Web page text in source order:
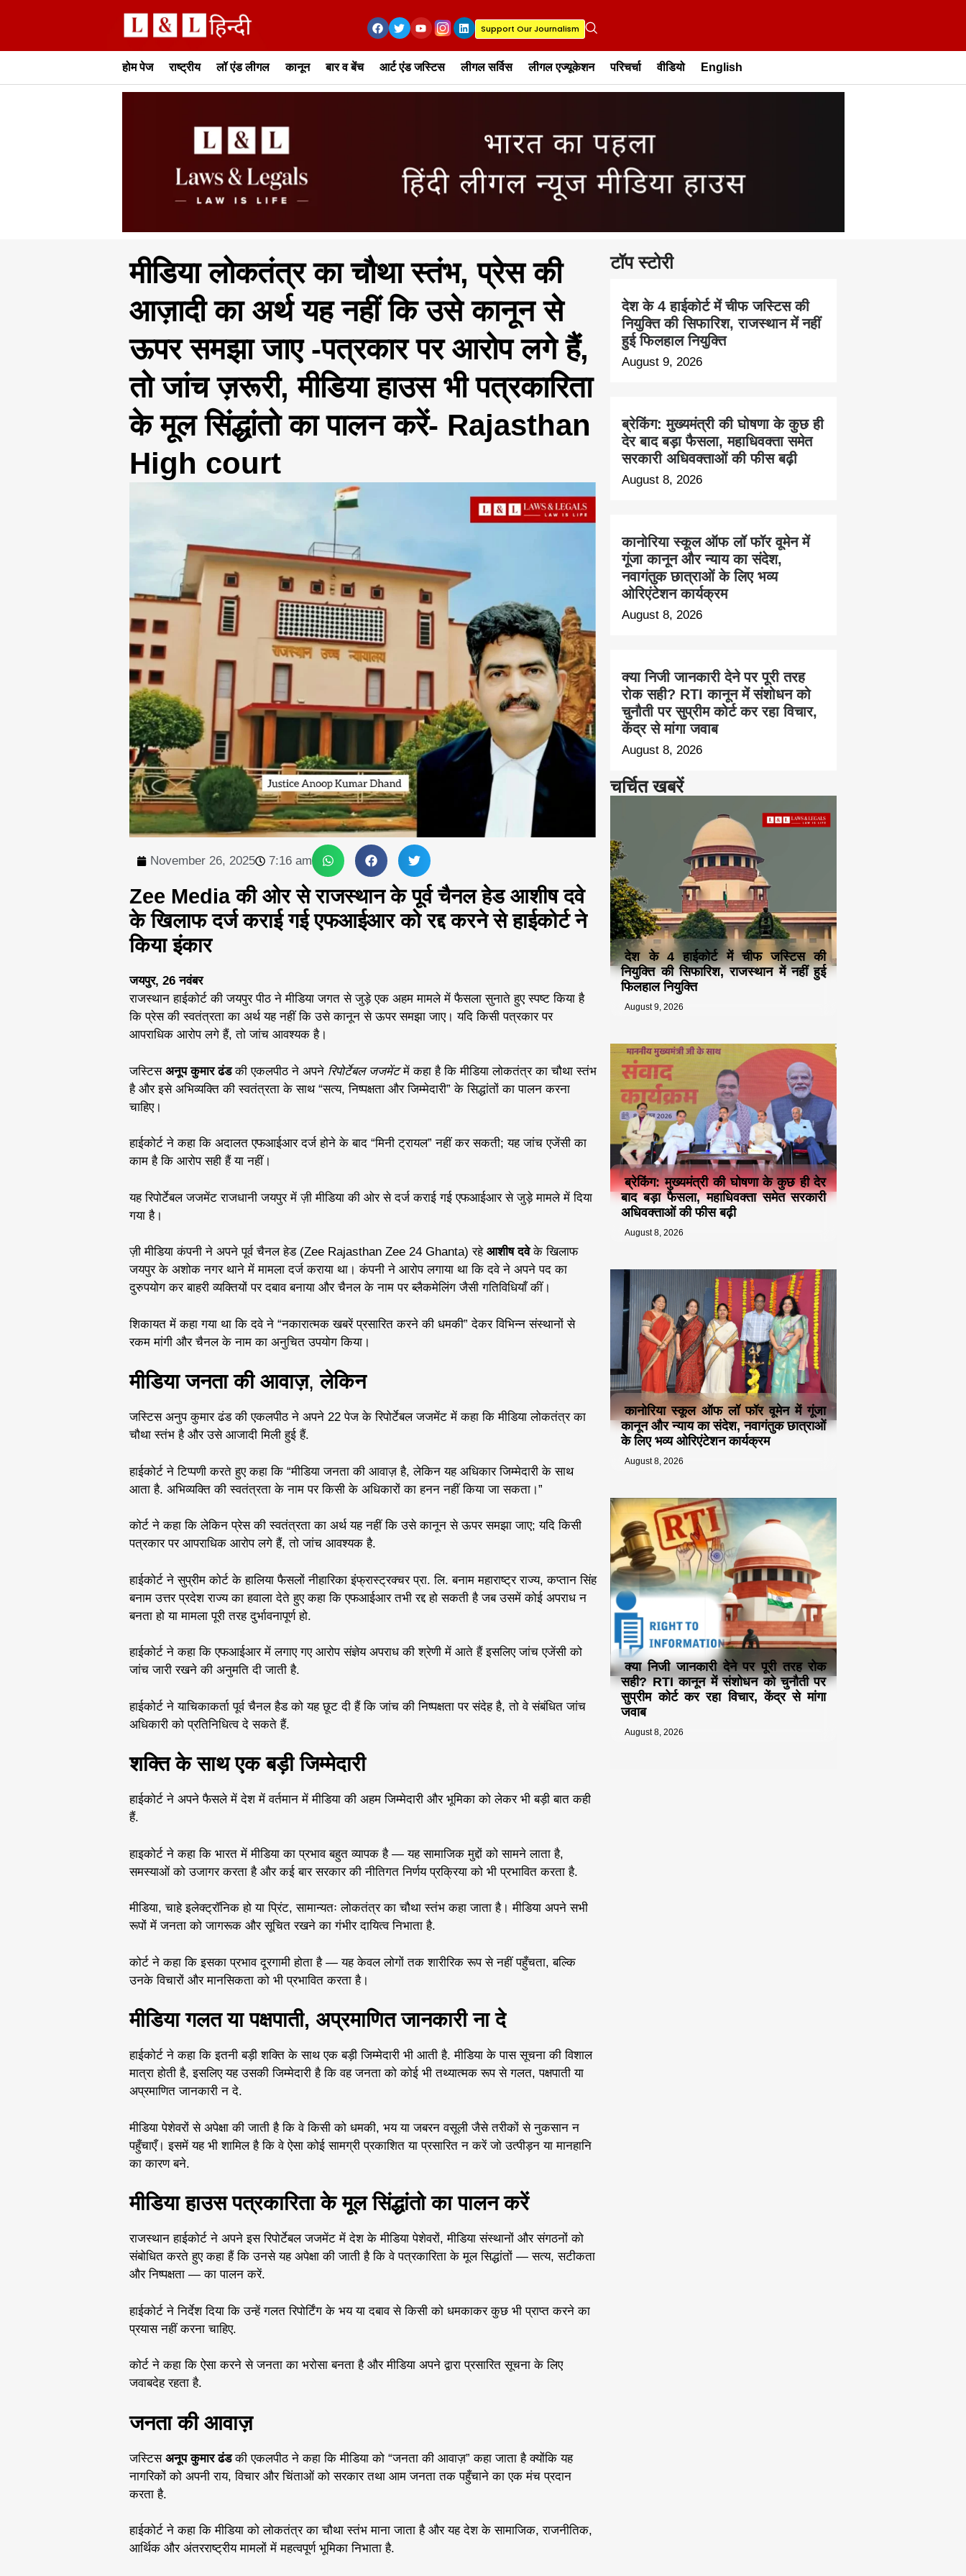
Support Our Journalism
होम पेज राष्ट्रीय लॉ एंड लीगल कानून बार व बेंच आर्ट एंड जस्टिस लीगल सर्विस लीगल एज्यूकेशन परिचर्चा वीडियो English
टॉप स्टोरी
देश के 4 हाईकोर्ट में चीफ जस्टिस की
नियुक्ति की सिफारिश, राजस्थान में नहीं
हुई फिलहाल नियुक्ति
August 9, 2026
ब्रेकिंग: मुख्यमंत्री की घोषणा के कुछ ही
देर बाद बड़ा फैसला, महाधिवक्ता समेत
सरकारी अधिवक्ताओं की फीस बढ़ी
August 8, 2026
कानोरिया स्कूल ऑफ लॉ फॉर वूमेन में
गूंजा कानून और न्याय का संदेश,
नवागंतुक छात्राओं के लिए भव्य
ओरिएंटेशन कार्यक्रम
August 8, 2026
क्या निजी जानकारी देने पर पूरी तरह
रोक सही? RTI कानून में संशोधन को
चुनौती पर सुप्रीम कोर्ट कर रहा विचार,
केंद्र से मांगा जवाब
August 8, 2026
चर्चित खबरें
देश के 4 हाईकोर्ट में चीफ जस्टिस की
नियुक्ति की सिफारिश, राजस्थान में नहीं हुई
फिलहाल नियुक्ति
August 9, 2026
ब्रेकिंग: मुख्यमंत्री की घोषणा के कुछ ही देर
बाद बड़ा फैसला, महाधिवक्ता समेत सरकारी
अधिवक्ताओं की फीस बढ़ी
August 8, 2026
कानोरिया स्कूल ऑफ लॉ फॉर वूमेन में गूंजा
कानून और न्याय का संदेश, नवागंतुक छात्राओं
के लिए भव्य ओरिएंटेशन कार्यक्रम
August 8, 2026
क्या निजी जानकारी देने पर पूरी तरह रोक
सही? RTI कानून में संशोधन को चुनौती पर
सुप्रीम कोर्ट कर रहा विचार, केंद्र से मांगा
जवाब
August 8, 2026
मीडिया लोकतंत्र का चौथा स्तंभ, प्रेस की
आज़ादी का अर्थ यह नहीं कि उसे कानून से
ऊपर समझा जाए -पत्रकार पर आरोप लगे हैं,
तो जांच ज़रूरी, मीडिया हाउस भी पत्रकारिता
के मूल सिंद्धांतो का पालन करें- Rajasthan
High court
November 26, 2025 7:16 am
Zee Media की ओर से राजस्थान के पूर्व चैनल हेड आशीष दवे
के खिलाफ दर्ज कराई गई एफआईआर को रद्द करने से हाईकोर्ट ने
किया इंकार
जयपुर, 26 नवंबर
राजस्थान हाईकोर्ट की जयपुर पीठ ने मीडिया जगत से जुड़े एक अहम मामले में फैसला सुनाते हुए स्पष्ट किया है
कि प्रेस की स्वतंत्रता का अर्थ यह नहीं कि उसे कानून से ऊपर समझा जाए। यदि किसी पत्रकार पर
आपराधिक आरोप लगे हैं, तो जांच आवश्यक है।
जस्टिस अनूप कुमार ढंडकी एकलपीठ ने अपने रिपोर्टेबल जजमेंटमें कहा है कि मीडिया लोकतंत्र का चौथा स्तंभ
है और इसे अभिव्यक्ति की स्वतंत्रता के साथ “सत्य, निष्पक्षता और जिम्मेदारी” के सिद्धांतों का पालन करना
चाहिए।
हाईकोर्ट ने कहा कि अदालत एफआईआर दर्ज होने के बाद “मिनी ट्रायल” नहीं कर सकती; यह जांच एजेंसी का
काम है कि आरोप सही हैं या नहीं।
यह रिपोर्टेबल जजमेंट राजधानी जयपुर में ज़ी मीडिया की ओर से दर्ज कराई गई एफआईआर से जुड़े मामले में दिया
गया है।
ज़ी मीडिया कंपनी ने अपने पूर्व चैनल हेड (Zee Rajasthan Zee 24 Ghanta) रहे आशीष दवेके खिलाफ
जयपुर के अशोक नगर थाने में मामला दर्ज कराया था। कंपनी ने आरोप लगाया था कि दवे ने अपने पद का
दुरुपयोग कर बाहरी व्यक्तियों पर दबाव बनाया और चैनल के नाम पर ब्लैकमेलिंग जैसी गतिविधियाँ कीं।
शिकायत में कहा गया था कि दवे ने “नकारात्मक खबरें प्रसारित करने की धमकी” देकर विभिन्न संस्थानों से
रकम मांगी और चैनल के नाम का अनुचित उपयोग किया।
मीडिया जनता की आवाज़, लेकिन
जस्टिस अनुप कुमार ढंड की एकलपीठ ने अपने 22 पेज के रिपोर्टेबल जजमेंट में कहा कि मीडिया लोकतंत्र का
चौथा स्तंभ है और उसे आजादी मिली हुई हैं.
हाईकोर्ट ने टिप्पणी करते हुए कहा कि “मीडिया जनता की आवाज़ है, लेकिन यह अधिकार जिम्मेदारी के साथ
आता है. अभिव्यक्ति की स्वतंत्रता के नाम पर किसी के अधिकारों का हनन नहीं किया जा सकता।”
कोर्ट ने कहा कि लेकिन प्रेस की स्वतंत्रता का अर्थ यह नहीं कि उसे कानून से ऊपर समझा जाए; यदि किसी
पत्रकार पर आपराधिक आरोप लगे हैं, तो जांच आवश्यक है.
हाईकोर्ट ने सुप्रीम कोर्ट के हालिया फैसलों नीहारिका इंफ्रास्ट्रक्चर प्रा. लि. बनाम महाराष्ट्र राज्य, कप्तान सिंह
बनाम उत्तर प्रदेश राज्य का हवाला देते हुए कहा कि एफआईआर तभी रद्द हो सकती है जब उसमें कोई अपराध न
बनता हो या मामला पूरी तरह दुर्भावनापूर्ण हो.
हाईकोर्ट ने कहा कि एफआईआर में लगाए गए आरोप संज्ञेय अपराध की श्रेणी में आते हैं इसलिए जांच एजेंसी को
जांच जारी रखने की अनुमति दी जाती है.
हाईकोर्ट ने याचिकाकर्ता पूर्व चैनल हैड को यह छूट दी हैं कि जांच की निष्पक्षता पर संदेह है, तो वे संबंधित जांच
अधिकारी को प्रतिनिधित्व दे सकते हैं.
शक्ति के साथ एक बड़ी जिम्मेदारी
हाईकोर्ट ने अपने फैसले में ​देश में वर्तमान में मीडिया की अहम जिम्मेदारी और भूमिका को लेकर भी बड़ी बात कही
हैं.
हाइकोर्ट ने कहा कि भारत में मीडिया का प्रभाव बहुत व्यापक है — यह सामाजिक मुद्दों को सामने लाता है,
समस्याओं को उजागर करता है और कई बार सरकार की नीतिगत निर्णय प्रक्रिया को भी प्रभावित करता है.
मीडिया, चाहे इलेक्ट्रॉनिक हो या प्रिंट, सामान्यतः लोकतंत्र का चौथा स्तंभ कहा जाता है। मीडिया अपने सभी
रूपों में जनता को जागरूक और सूचित रखने का गंभीर दायित्व निभाता है.
कोर्ट ने कहा कि इसका प्रभाव दूरगामी होता है — यह केवल लोगों तक शारीरिक रूप से नहीं पहुँचता, बल्कि
उनके विचारों और मानसिकता को भी प्रभावित करता है।
मीडिया गलत या पक्षपाती, अप्रमाणित जानकारी ना दे
हाईकोर्ट ने कहा कि इतनी बड़ी शक्ति के साथ एक बड़ी जिम्मेदारी भी आती है. मीडिया के पास सूचना की विशाल
मात्रा होती है, इसलिए यह उसकी जिम्मेदारी है कि वह जनता को कोई भी तथ्यात्मक रूप से गलत, पक्षपाती या
अप्रमाणित जानकारी न दे.
मीडिया पेशेवरों से अपेक्षा की जाती है कि वे किसी को धमकी, भय या जबरन वसूली जैसे तरीकों से नुकसान न
पहुँचाएँ। इसमें यह भी शामिल है कि वे ऐसा कोई सामग्री प्रकाशित या प्रसारित न करें जो उत्पीड़न या मानहानि
का कारण बने.
मीडिया हाउस पत्रकारिता के मूल सिंद्धांतो का पालन करें
राजस्थान हाईकोर्ट ने अपने इस रिपोर्टेबल जजमेंट में देश के मीडिया पेशेवरों, मीडिया संस्थानों और संगठनों को
संबोधित करते हुए कहा हैं कि उनसे यह अपेक्षा की जाती है कि वे पत्रकारिता के मूल सिद्धांतों — सत्य, सटीकता
और निष्पक्षता — का पालन करें.
हाईकोर्ट ने निर्देश दिया कि उन्हें गलत रिपोर्टिंग के भय या दबाव से किसी को धमकाकर कुछ भी प्राप्त करने का
प्रयास नहीं करना चाहिए.
कोर्ट ने कहा कि ऐसा करने से जनता का भरोसा बनता है और मीडिया अपने द्वारा प्रसारित सूचना के लिए
जवाबदेह रहता है.
जनता की आवाज़
जस्टिस अनूप कुमार ढंडकी एकलपीठ ने कहा कि मीडिया को “जनता की आवाज़” कहा जाता है क्योंकि यह
नागरिकों को अपनी राय, विचार और चिंताओं को सरकार तथा आम जनता तक पहुँचाने का एक मंच प्रदान
करता है.
हाईकोर्ट ने कहा कि मीडिया को लोकतंत्र का चौथा स्तंभ माना जाता है और यह देश के सामाजिक, राजनीतिक,
आर्थिक और अंतरराष्ट्रीय मामलों में महत्वपूर्ण भूमिका निभाता है.